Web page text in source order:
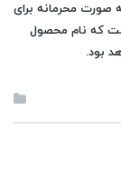
محرمانه برای
است که نام محصول
بود.